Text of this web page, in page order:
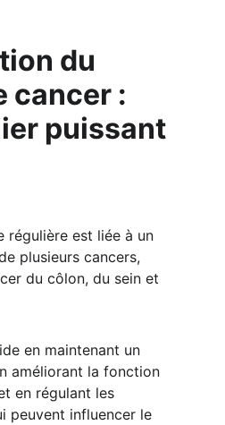
du
cancer :
puissant
régulière est liée à un
plusieurs cancers,
du côlon, du sein et
en maintenant un
améliorant la fonction
en régulant les
peuvent influencer le